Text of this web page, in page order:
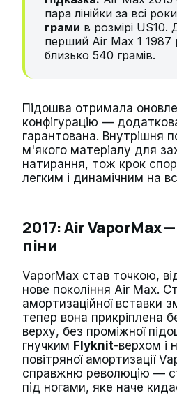
пара лінійки за всі
грами в розмірі US10.
перший Air Max 1 1987
близько 540 грамів.
Підошва отримала
конфігурацію —
гарантована. Внутрішня
м'якого матеріалу для
натирання, тож крок
легким і динамічним на
2017: Air VaporMax —
піни
VaporMax став точкою,
нове покоління Air Max.
амортизаційної вставки
тепер вона прикріплена
верху, без проміжної
гнучким Flyknit-верхом і
повітряної амортизації
справжню революцію —
під ногами, яке наче